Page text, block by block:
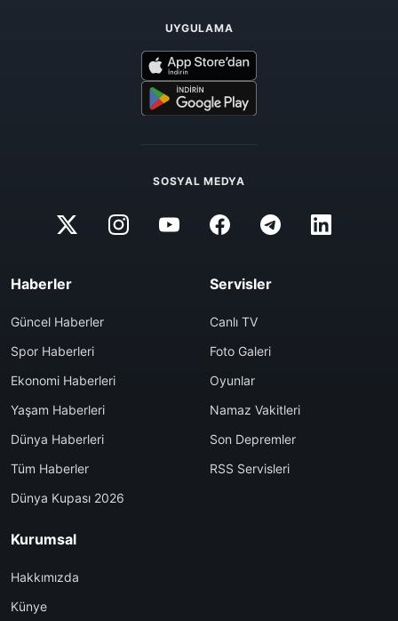
UYGULAMA
SOSYAL MEDYA
Haberler
Güncel Haberler
Spor Haberleri
Ekonomi Haberleri
Yaşam Haberleri
Dünya Haberleri
Tüm Haberler
Dünya Kupası 2026
Servisler
Canlı TV
Foto Galeri
Oyunlar
Namaz Vakitleri
Son Depremler
RSS Servisleri
Kurumsal
Hakkımızda
Künye